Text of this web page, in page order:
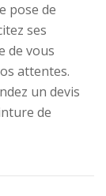
pose de
ses
de vous
attentes.
un devis
de